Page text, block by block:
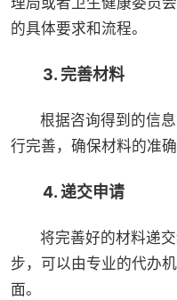
的具体要求和流程。
3. 完善材料
根据咨询得到的信
行完善，确保材料的准确
4. 递交申请
将完善好的材料递
步，可以由专业的代办
面。